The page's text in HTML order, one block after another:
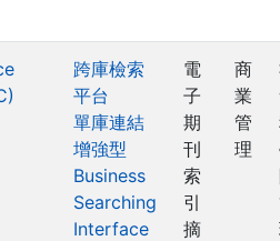
跨庫檢索
平台
單庫連結
增強型
Business
Searching
Interface
電
子
期
刊
索
引
摘
商
業
管
理